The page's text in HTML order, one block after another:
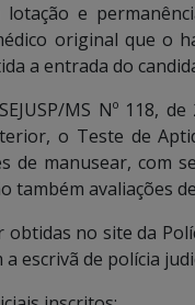
e
original que o
a entrada do
MS Nº 118,
o Teste de
de manusear, com
também avaliações
no site da
escrivã de polícia